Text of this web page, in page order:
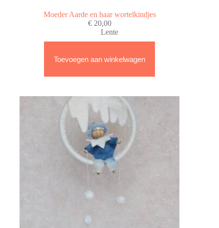
Moeder Aarde en haar wortelkindjes
€20,00
Lente
Toevoegen aan winkelwagen